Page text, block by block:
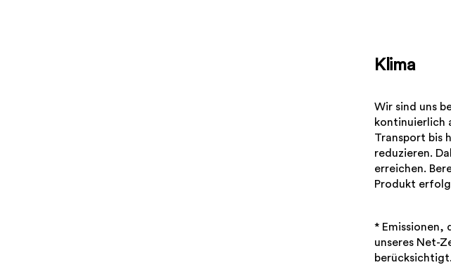
Klima
Wir sind uns
kontinuierlich
Transport bis
reduzieren.
erreichen.
Produkt
* Emissionen,
unseres Net-
berücksichtigt.